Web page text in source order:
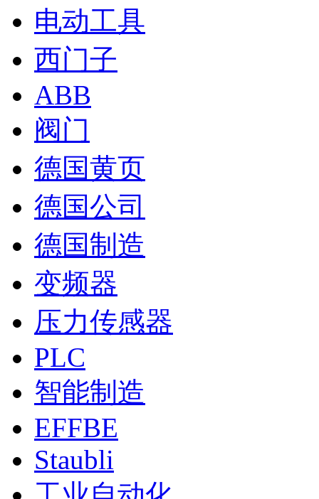
电动工具
西门子
ABB
阀门
德国黄页
德国公司
德国制造
变频器
压力传感器
PLC
智能制造
EFFBE
Staubli